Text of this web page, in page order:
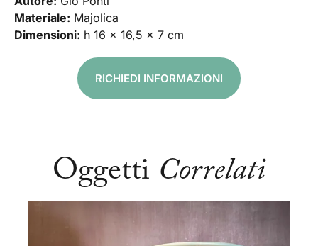
Materiale: Majolica
Dimensioni: h 16 x 16,5 x 7 cm
RICHIEDI INFORMAZIONI
Oggetti Correlati